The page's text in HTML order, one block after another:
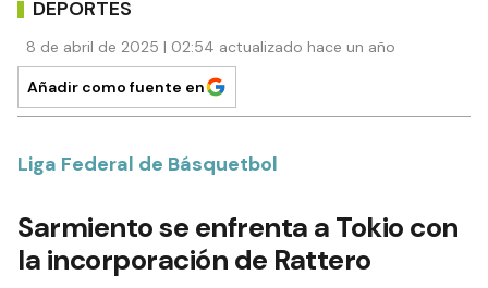
DEPORTES
8 de abril de 2025 | 02:54 actualizado hace un año
Añadir como fuente en
Liga Federal de Básquetbol
Sarmiento se enfrenta a Tokio con
la incorporación de Rattero